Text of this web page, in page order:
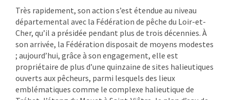
Très rapidement, son action s’est étendue au niveau
départemental avec la Fédération de pêche du Loir-et-
Cher, qu’il a présidée pendant plus de trois décennies. À
son arrivée, la Fédération disposait de moyens modestes
; aujourd’hui, grâce à son engagement, elle est
propriétaire de plus d’une quinzaine de sites halieutiques
ouverts aux pêcheurs, parmi lesquels des lieux
emblématiques comme le complexe halieutique de